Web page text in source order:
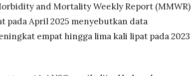
and Mortality Weekly Report (MMWR)
pada April 2025 menyebutkan data
empat hingga lima kali lipat pada 2023